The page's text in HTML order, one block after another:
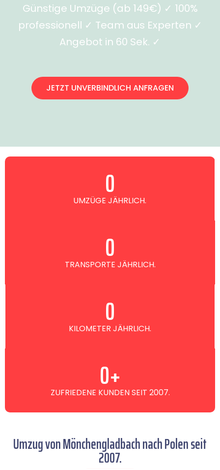
Günstige Umzüge (ab 149€) ✓ 100%
professionell ✓ Team aus Experten ✓
Angebot in 60 Sek. ✓
JETZT UNVERBINDLICH ANFRAGEN
UMZÜGE JÄHRLICH.
0
TRANSPORTE JÄHRLICH.
0
KILOMETER JÄHRLICH.
0
ZUFRIEDENE KUNDEN SEIT 2007.
0+
Umzug von Mönchengladbach nach Polen seit
2007.